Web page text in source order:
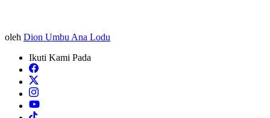
oleh Dion Umbu Ana Lodu
Ikuti Kami Pada